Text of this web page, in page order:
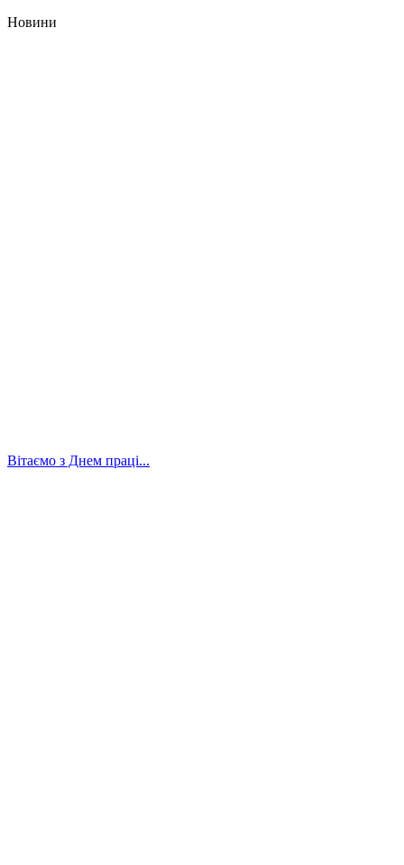
Новини
Вітаємо з Днем праці...